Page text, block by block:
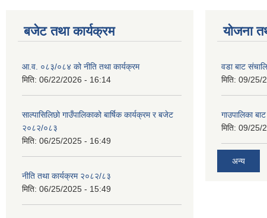
बजेट तथा कार्यक्रम
आ.व. ०८३/०८४ को नीति तथा कार्यक्रम
मिति: 06/22/2026 - 16:14
साल्पासिलिछो गाउँपालिकाको बार्षिक कार्यक्रम र बजेट
२०८२/०८३
मिति: 06/25/2025 - 16:49
नीति तथा कार्यक्रम २०८२/८३
मिति: 06/25/2025 - 15:49
योजना
वडा बाट
मिति: 09/25/
गाउपालिका
मिति: 09/25/
अन्य